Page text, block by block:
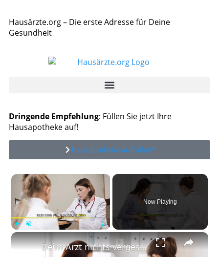
Hausärzte.org – Die erste Adresse für Deine
Gesundheit
Dringende Empfehlung: Füllen Sie jetzt Ihre
Hausapotheke auf!
Hausapotheke auffüllen*
×
Now Playing
×
Beim Arzt nichts vergessen - Diese 5 Infos sind entscheidend!